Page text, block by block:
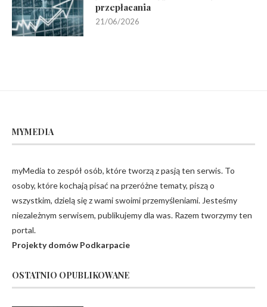
przepłacania
21/06/2026
MYMEDIA
myMedia to zespół osób, które tworzą z pasją ten serwis. To
osoby, które kochają pisać na przeróżne tematy, piszą o
wszystkim, dzielą się z wami swoimi przemyśleniami. Jesteśmy
niezależnym serwisem, publikujemy dla was. Razem tworzymy ten
portal.
Projekty domów Podkarpacie
OSTATNIO OPUBLIKOWANE